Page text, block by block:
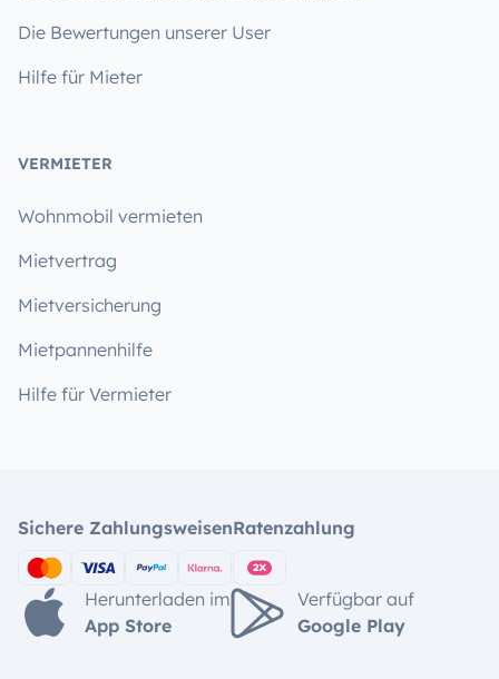
Die Bewertungen unserer User
Hilfe für Mieter
VERMIETER
Wohnmobil vermieten
Mietvertrag
Mietversicherung
Mietpannenhilfe
Hilfe für Vermieter
Sichere ZahlungsweisenRatenzahlung
Herunterladen im
App Store
Verfügbar auf
Google Play